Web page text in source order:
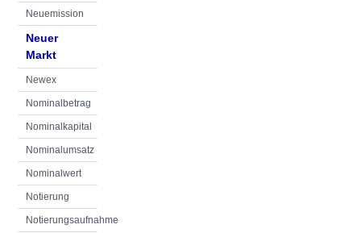
Neuemission
Neuer
Markt
Newex
Nominalbetrag
Nominalkapital
Nominalumsatz
Nominalwert
Notierung
Notierungsaufnahme